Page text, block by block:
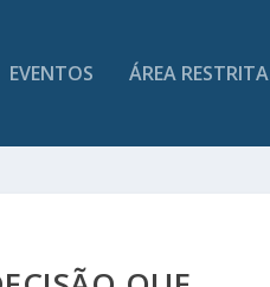
EVENTOS ÁREA RESTRITA